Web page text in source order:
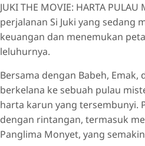
JUKI THE MOVIE: HARTA
perjalanan Si Juki yang sedang
keuangan dan menemukan
leluhurnya.
Bersama dengan Babeh, Emak,
berkelana ke sebuah pulau
harta karun yang tersembunyi.
dengan rintangan, termasuk
Panglima Monyet, yang